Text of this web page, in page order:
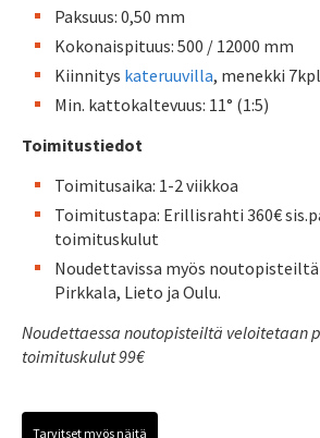
Paksuus: 0,50 mm
Kokonaispituus: 500 / 12000 mm
Kiinnitys kateruuvilla, menekki
Min. kattokaltevuus: 11° (1:5)
Toimitustiedot
Toimitusaika: 1-2 viikkoa
Toimitustapa: Erillisrahti 360€
toimituskulut
Noudettavissa myös
Pirkkala, Lieto ja Oulu.
Noudettaessa noutopisteiltä veloitetaan
toimituskulut 99€
Tarvitset myös näitä